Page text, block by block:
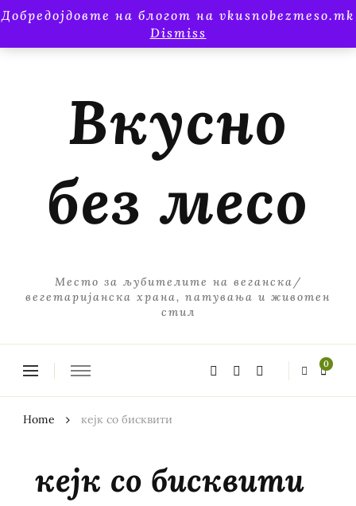
Добредојдовте на блогот на vkusnobezmeso.mk
Dismiss
Вкусно
без месо
Место за љубителите на веганска/
вегетаријанска храна, патувања и животен
стил
0
Home кејк со бисквити
кејк со бисквити